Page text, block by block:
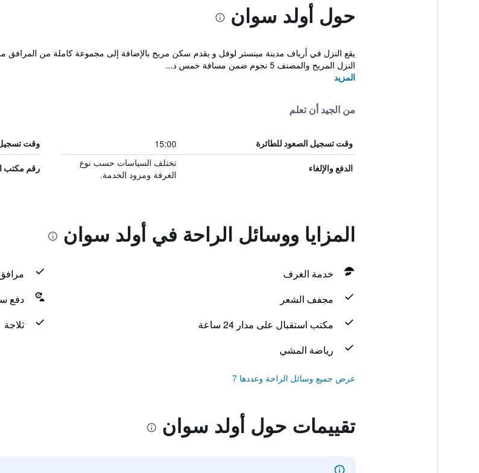
حول أولد سوان
يقع النزل في أرياف مدينة مينستر لوفل و يقدم سكن مريح بالإضافة إلى مجموعة كاملة من المرافق
النزل المريح والمصنف 5 نجوم ضمن مسافة خمس د...
المزيد
من الجيد أن تعلم
وقت تسجيل الصعود للطائرة 15:00 وقت تسجيل
الدفع والإلغاء
تختلف السياسات حسب نوع
الغرفة ومزود الخدمة.
رقم مكتب
المزايا ووسائل الراحة في أولد سوان
خدمة الغرف
مجفف الشعر
دفع
مكتب استقبال على مدار 24 ساعة
ثلاجة
رياضة المشي
عرض جميع وسائل الراحة وعددها 7
تقييمات حول أولد سوان